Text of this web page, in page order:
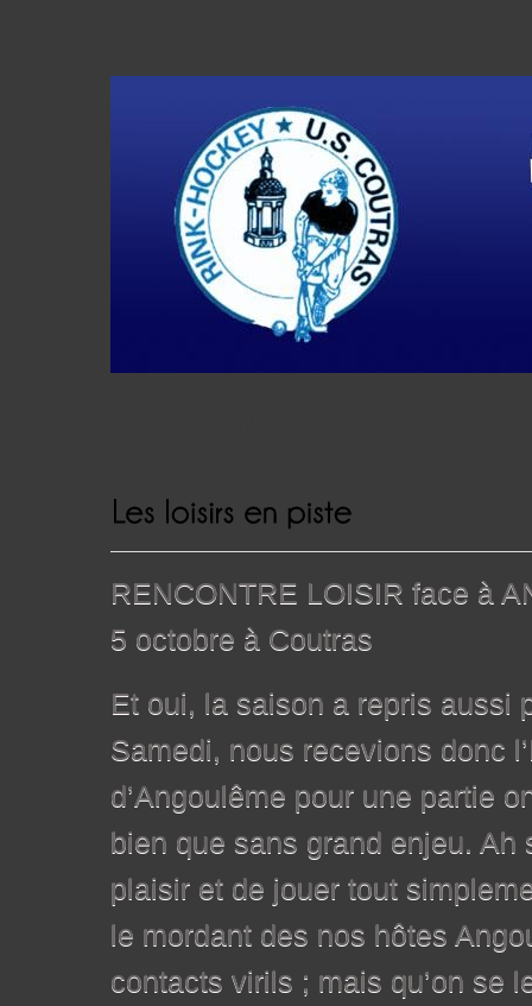
RENCONTRE LOISIR face à
5 octobre à Coutras
Et oui, la saison a repris aussi
Samedi, nous recevions donc
d’Angoulême pour une partie
bien que sans grand enjeu. Ah
plaisir et de jouer tout
le mordant des nos hôtes
contacts virils ; mais qu’on se